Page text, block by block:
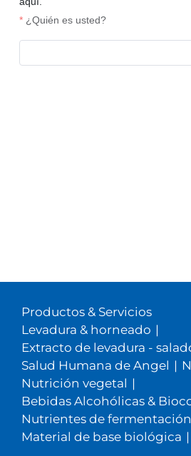
Productos & Servicios
Levadura & horneado |
Extracto de levadura -
Salud Humana de Angel |
Nutrición vegetal |
Bebidas Alcohólicas &
Nutrientes de fermentación
Material de base biológica |